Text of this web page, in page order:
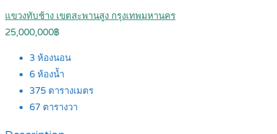
แขวงทับช้าง เขตสะพานสูง กรุงเทพมหานคร
25,000,000฿
3 ห้องนอน
6 ห้องน้ำ
375 ตารางเมตร
67 ตารางวา